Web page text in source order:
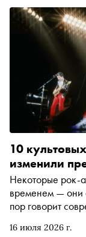
16 июля 2026 г.
10
изменили
Некоторые рок-
временем — они
пор говорит
идеи, когда-то